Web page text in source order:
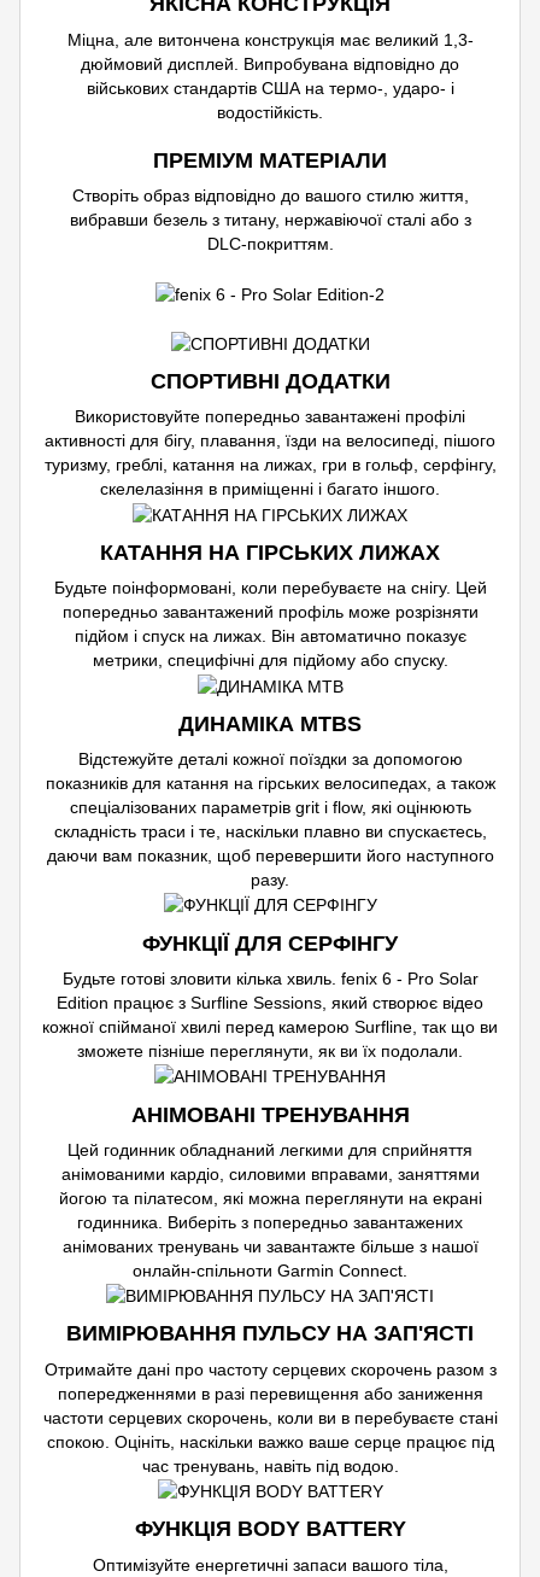
Міцна, але витончена конструкція має великий 1,3-
дюймовий дисплей. Випробувана відповідно до
військових стандартів США на термо-, ударо- і
водостійкість.
ПРЕМІУМ МАТЕРІАЛИ
Створіть образ відповідно до вашого стилю життя,
вибравши безель з титану, нержавіючої сталі або з
DLC-покриттям.
СПОРТИВНІ ДОДАТКИ
Використовуйте попередньо завантажені профілі
активності для бігу, плавання, їзди на велосипеді, пішого
туризму, греблі, катання на лижах, гри в гольф, серфінгу,
скелелазіння в приміщенні і багато іншого.
КАТАННЯ НА ГІРСЬКИХ ЛИЖАХ
Будьте поінформовані, коли перебуваєте на снігу. Цей
попередньо завантажений профіль може розрізняти
підйом і спуск на лижах. Він автоматично показує
метрики, специфічні для підйому або спуску.
ДИНАМІКА MTBS
Відстежуйте деталі кожної поїздки за допомогою
показників для катання на гірських велосипедах, а також
спеціалізованих параметрів grit і flow, які оцінюють
складність траси і те, наскільки плавно ви спускаєтесь,
даючи вам показник, щоб перевершити його наступного
разу.
ФУНКЦІЇ ДЛЯ СЕРФІНГУ
Будьте готові зловити кілька хвиль. fenix 6 - Pro Solar
Edition працює з Surfline Sessions, який створює відео
кожної спійманої хвилі перед камерою Surfline, так що ви
зможете пізніше переглянути, як ви їх подолали.
АНІМОВАНІ ТРЕНУВАННЯ
Цей годинник обладнаний легкими для сприйняття
анімованими кардіо, силовими вправами, заняттями
йогою та пілатесом, які можна переглянути на екрані
годинника. Виберіть з попередньо завантажених
анімованих тренувань чи завантажте більше з нашої
онлайн-спільноти Garmin Connect.
ВИМІРЮВАННЯ ПУЛЬСУ НА ЗАП'ЯСТІ
Отримайте дані про частоту серцевих скорочень разом з
попередженнями в разі перевищення або заниження
частоти серцевих скорочень, коли ви в перебуваєте стані
спокою. Оцініть, наскільки важко ваше серце працює під
час тренувань, навіть під водою.
ФУНКЦІЯ BODY BATTERY
Оптимізуйте енергетичні запаси вашого тіла,